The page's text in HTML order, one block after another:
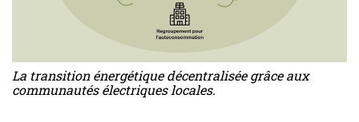
La transition énergétique décentralisée grâce aux
communautés électriques locales.